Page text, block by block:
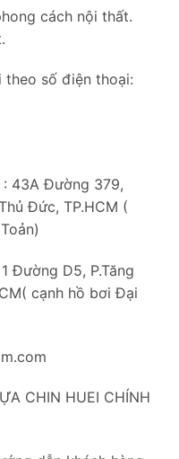
cách nội thất.
theo số điện thoại:
: 43A Đường 379,
Đức, TP.HCM (
Đường D5, P.Tăng
cạnh hồ bơi Đại
CHIN HUEI CHÍNH